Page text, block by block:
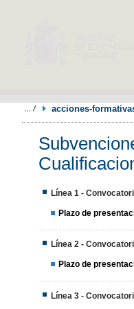
acciones-
Línea 1 -
Plazo de
Línea 2 -
Plazo de
Línea 3 -